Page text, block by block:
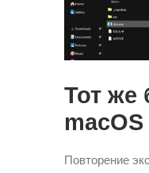
Тот же
macOS
Повторение